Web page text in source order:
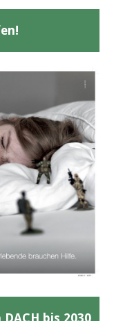
DACH bis 2030